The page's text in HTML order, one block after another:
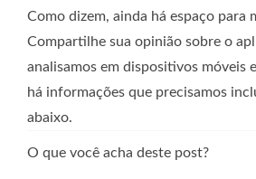
Como dizem, ainda há espaço para
Compartilhe sua opinião sobre o
analisamos em dispositivos móveis
há informações que precisamos
abaixo.
O que você acha deste post?